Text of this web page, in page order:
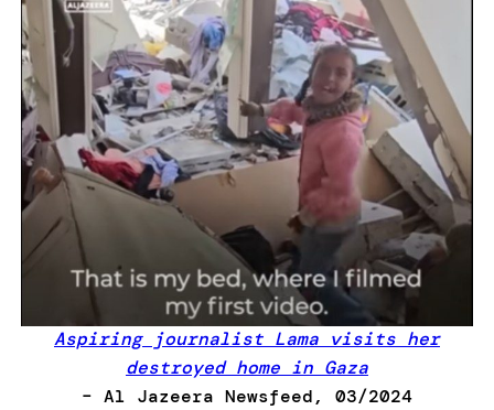
Aspiring journalist Lama visits her
destroyed home in Gaza
– Al Jazeera Newsfeed, 03/2024